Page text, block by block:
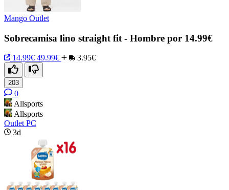
Mango Outlet
Sobrecamisa lino straight fit - Hombre por 14.99€
14.99€ 49.99€ 3.95€
203
0
Allsports
Allsports
Outlet PC
3d